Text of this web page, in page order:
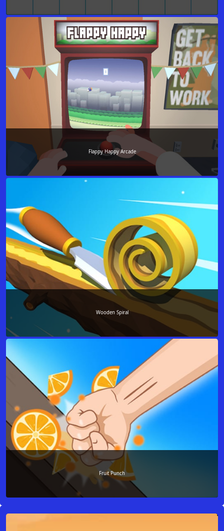
Flappy Happy Arcade
Wooden Spiral
Fruit Punch